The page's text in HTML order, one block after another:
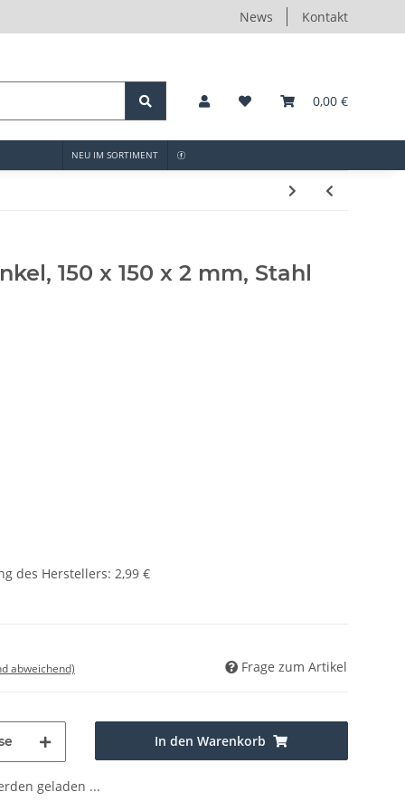
News Kontakt
0,00 €
NEU IM SORTIMENT
150 x 150 x 2 mm, Stahl
des Herstellers: 2,99 €
abweichend) Frage zum Artikel
In den Warenkorb
geladen ...